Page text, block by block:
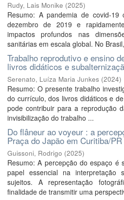
Rudy, Lais Monike (2025)
Resumo: A pandemia de covid-
dezembro de 2019 e
impactos profundos nas
sanitárias em escala global. No
Trabalho reprodutivo e ensino
livros didáticos e
Serenato, Luíza Maria Junkes (2024)
Resumo: O presente trabalho
do currículo, dos livros didáticos e
pode contribuir para a reprodução
invisibilização do trabalho ...
Do flâneur ao voyeur : a
Praça do Japão em Curitiba/
Guissoni, Rodrigo (2025)
Resumo: A percepção do espaço é
papel essencial na interpretação
sujeitos. A representação
finalidade de transmitir uma